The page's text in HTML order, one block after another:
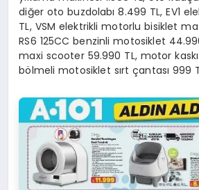
diğer oto buzdolabı 8.499 TL, EV1
TL, VSM elektrikli motorlu bisiklet
RS6 125CC benzinli motosiklet
maxi scooter 59.990 TL, motor kaskı
bölmeli motosiklet sırt çantası 999